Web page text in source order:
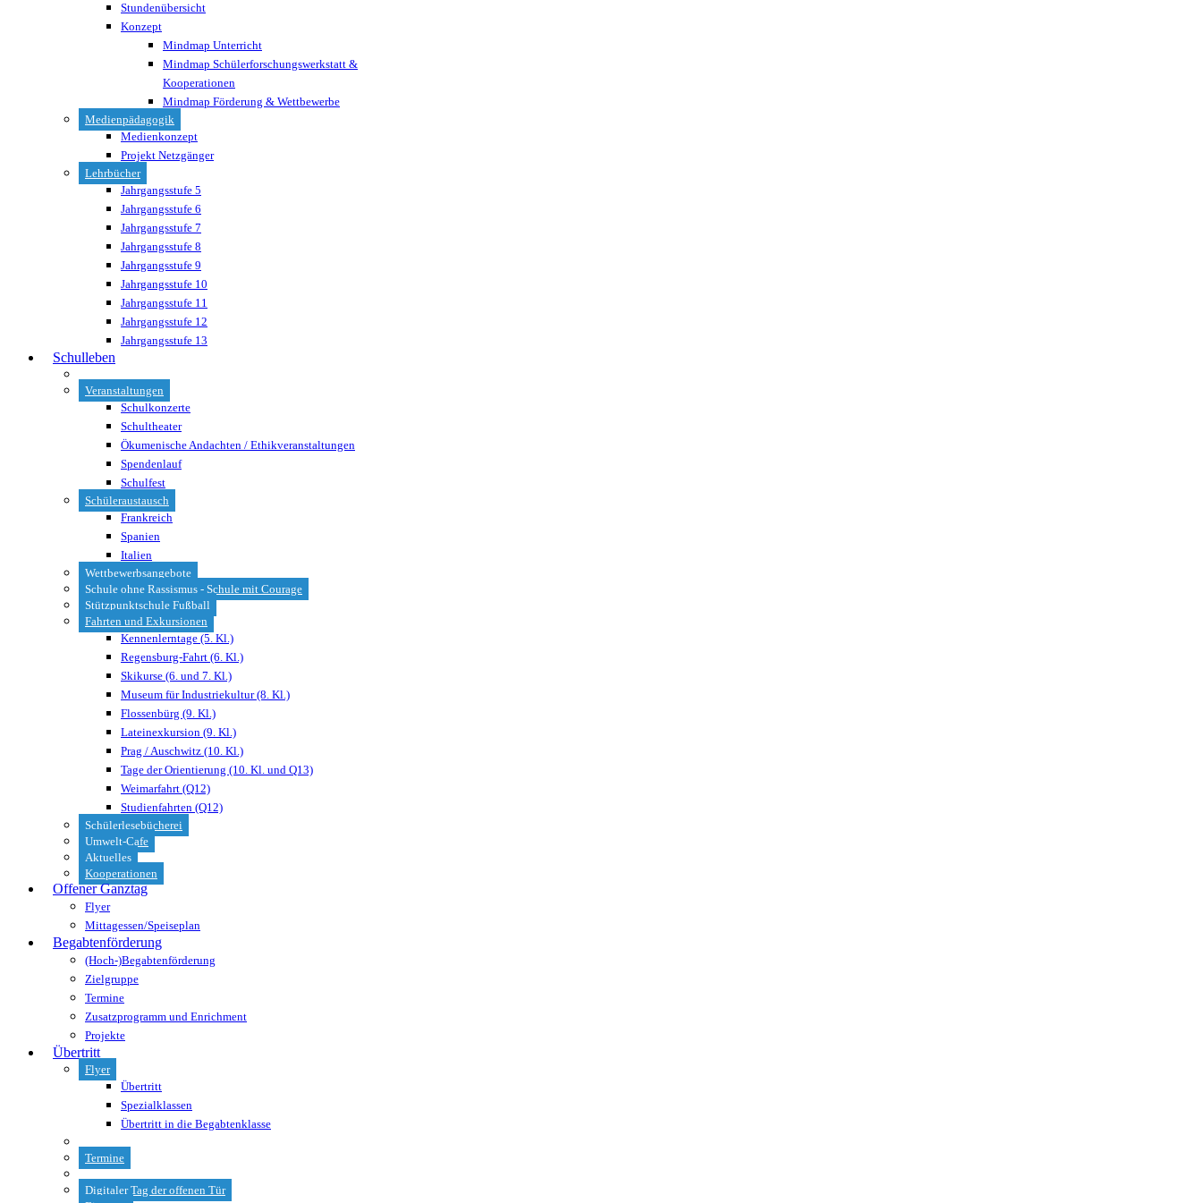
Stundenübersicht
Konzept
Mindmap Unterricht
Mindmap Schülerforschungswerkstatt &
Kooperationen
Mindmap Förderung & Wettbewerbe
Medienpädagogik
Medienkonzept
Projekt Netzgänger
Lehrbücher
Jahrgangsstufe 5
Jahrgangsstufe 6
Jahrgangsstufe 7
Jahrgangsstufe 8
Jahrgangsstufe 9
Jahrgangsstufe 10
Jahrgangsstufe 11
Jahrgangsstufe 12
Jahrgangsstufe 13
Schulleben
Veranstaltungen
Schulkonzerte
Schultheater
Ökumenische Andachten / Ethikveranstaltungen
Spendenlauf
Schulfest
Schüleraustausch
Frankreich
Spanien
Italien
Wettbewerbsangebote
Schule ohne Rassismus - Schule mit Courage
Stützpunktschule Fußball
Fahrten und Exkursionen
Kennenlerntage (5. Kl.)
Regensburg-Fahrt (6. Kl.)
Skikurse (6. und 7. Kl.)
Museum für Industriekultur (8. Kl.)
Flossenbürg (9. Kl.)
Lateinexkursion (9. Kl.)
Prag / Auschwitz (10. Kl.)
Tage der Orientierung (10. Kl. und Q13)
Weimarfahrt (Q12)
Studienfahrten (Q12)
Schülerlesebücherei
Umwelt-Cafe
Aktuelles
Kooperationen
Offener Ganztag
Flyer
Mittagessen/Speiseplan
Begabtenförderung
(Hoch-)Begabtenförderung
Zielgruppe
Termine
Zusatzprogramm und Enrichment
Projekte
Übertritt
Flyer
Übertritt
Spezialklassen
Übertritt in die Begabtenklasse
Termine
Digitaler Tag der offenen Tür